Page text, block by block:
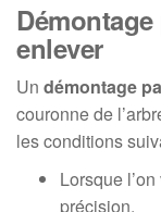
enlever
Un démontage
couronne de
les conditions
Lorsque
précision.